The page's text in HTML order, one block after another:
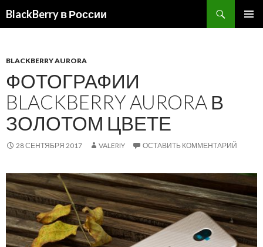
BlackBerry в России
BLACKBERRY AURORA
ФОТОГРАФИИ
BLACKBERRY AURORA В
ЗОЛОТОМ ЦВЕТЕ
28 СЕНТЯБРЯ 2017 VALERIY ОСТАВИТЬ КОММЕНТАРИЙ